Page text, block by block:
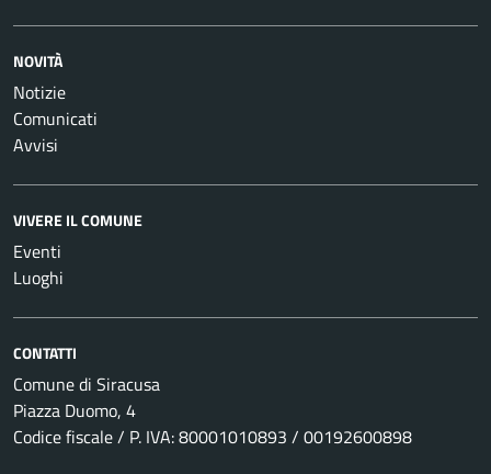
NOVITÀ
Notizie
Comunicati
Avvisi
VIVERE IL COMUNE
Eventi
Luoghi
CONTATTI
Comune di Siracusa
Piazza Duomo, 4
Codice fiscale / P. IVA: 80001010893 / 00192600898